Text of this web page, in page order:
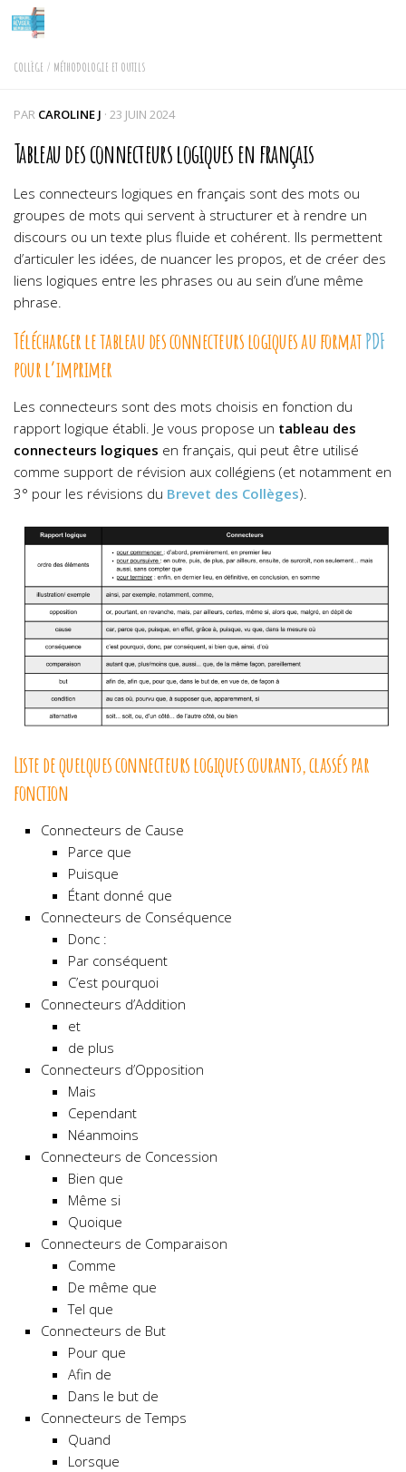
Skip to content
COLLÈGE / MÉTHODOLOGIE ET OUTILS
PAR CAROLINE J · 23 JUIN 2024
Tableau des connecteurs logiques en français
Les connecteurs logiques en français sont des mots ou
groupes de mots qui servent à structurer et à rendre un
discours ou un texte plus fluide et cohérent. Ils permettent
d’articuler les idées, de nuancer les propos, et de créer des
liens logiques entre les phrases ou au sein d’une même
phrase.
Télécharger le tableau des connecteurs logiques au formatPDF
pour l’imprimer
Les connecteurs sont des mots choisis en fonction du
rapport logique établi. Je vous propose un tableau des
connecteurs logiques en français, qui peut être utilisé
comme support de révision aux collégiens (et notamment en
3° pour les révisions du Brevet des Collèges).
Liste de quelques connecteurs logiques courants, classés par
fonction
Connecteurs de Cause
Parce que
Puisque
Étant donné que
Connecteurs de Conséquence
Donc :
Par conséquent
C’est pourquoi
Connecteurs d’Addition
et
de plus
Connecteurs d’Opposition
Mais
Cependant
Néanmoins
Connecteurs de Concession
Bien que
Même si
Quoique
Connecteurs de Comparaison
Comme
De même que
Tel que
Connecteurs de But
Pour que
Afin de
Dans le but de
Connecteurs de Temps
Quand
Lorsque